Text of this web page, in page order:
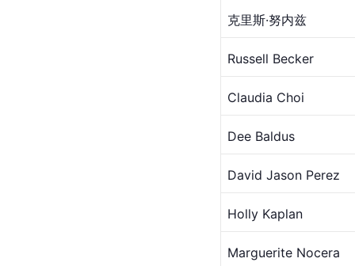
克里斯·努内兹
Russell Becker
Claudia Choi
Dee Baldus
David Jason Perez
Holly Kaplan
Marguerite Nocera